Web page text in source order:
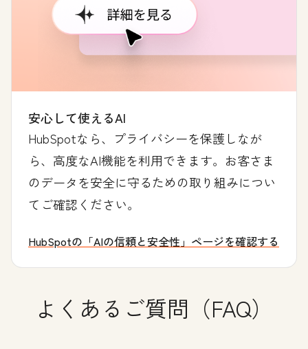
安心して使えるAI
HubSpotなら、プライバシーを保護しなが
ら、高度なAI機能を利用できます。お客さま
のデータを安全に守るための取り組みについ
てご確認ください。
HubSpotの「AIの信頼と安全性」ページを確認する
よくあるご質問（FAQ）